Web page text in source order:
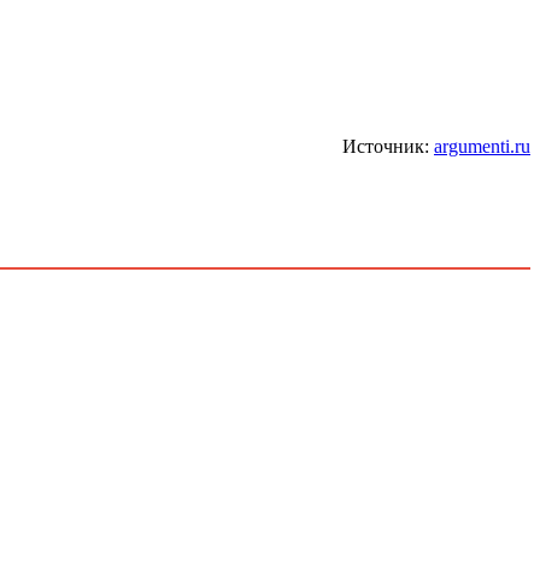
Источник: argumenti.ru